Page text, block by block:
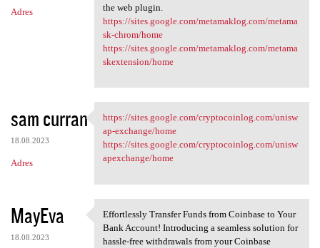
Adres
the web plugin.
https://sites.google.com/metamaklog.com/metama
sk-chrom/home
https://sites.google.com/metamaklog.com/metama
skextension/home
sam curran
18.08.2023
Adres
https://sites.google.com
https://sites.google.com/cryptocoinlog.com/unisw
ap-exchange/home
https://sites.google.com/cryptocoinlog.com/unisw
apexchange/home
MayEva
18.08.2023
Effortlessly Transfer Funds
Effortlessly Transfer Funds from Coinbase to Your
Bank Account! Introducing a seamless solution for
hassle-free withdrawals from your Coinbase